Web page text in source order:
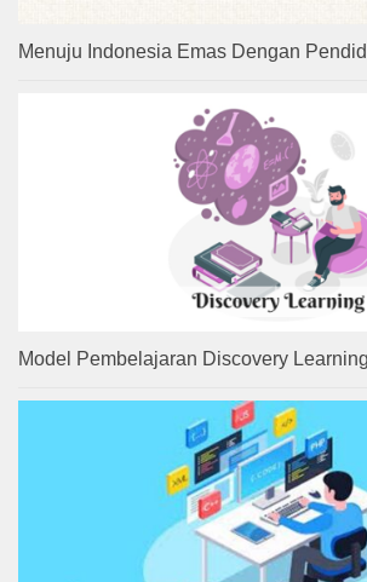
Menuju Indonesia Emas Dengan
Model Pembelajaran Discovery Learning